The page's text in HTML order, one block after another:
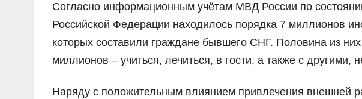
Согласно информационным учётам МВД России по
Российской Федерации находилось порядка 7 миллионов
которых составили граждане бывшего СНГ. Половина из
миллионов – учиться, лечиться, в гости, а также с другими,
Наряду с положительным влиянием привлечения внешней